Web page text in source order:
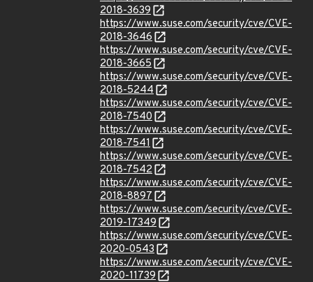
2018-3639
https://www.suse.com/security/cve/CVE-
2018-3646
https://www.suse.com/security/cve/CVE-
2018-3665
https://www.suse.com/security/cve/CVE-
2018-5244
https://www.suse.com/security/cve/CVE-
2018-7540
https://www.suse.com/security/cve/CVE-
2018-7541
https://www.suse.com/security/cve/CVE-
2018-7542
https://www.suse.com/security/cve/CVE-
2018-8897
https://www.suse.com/security/cve/CVE-
2019-17349
https://www.suse.com/security/cve/CVE-
2020-0543
https://www.suse.com/security/cve/CVE-
2020-11739